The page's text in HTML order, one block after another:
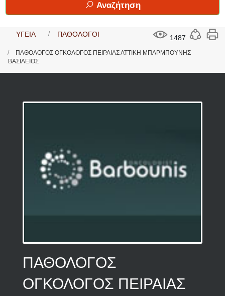
Αναζήτηση
1487
ΥΓΕΙΑ ΠΑΘΟΛΟΓΟΙ
ΠΑΘΟΛΟΓΟΣ ΟΓΚΟΛΟΓΟΣ ΠΕΙΡΑΙΑΣ ΑΤΤΙΚΗ ΜΠΑΡΜΠΟΥΝΗΣ
ΒΑΣΙΛΕΙΟΣ
ΠΑΘΟΛΟΓΟΣ
ΟΓΚΟΛΟΓΟΣ ΠΕΙΡΑΙΑΣ